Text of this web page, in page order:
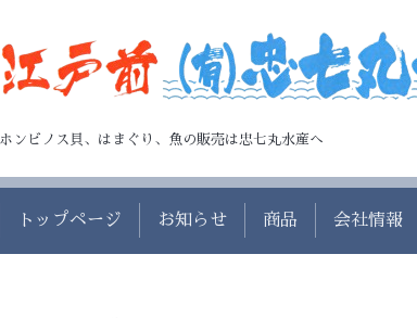
ホンビノス貝、はまぐり、魚の販売は忠七丸水産へ
トップページ お知らせ 商品 会社情報